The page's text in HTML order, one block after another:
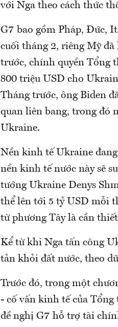
với Nga theo cách thức
G7 bao gồm Pháp, Đức,
cuối tháng 2, riêng Mỹ
trước, chính quyền Tổng
800 triệu USD cho
Tháng trước, ông Biden
quan liên bang, trong đó
Ukraine.
Nền kinh tế Ukraine
nền kinh tế nước này sẽ
tướng Ukraine Denys
thể lên tới 5 tỷ USD mỗi
từ phương Tây là cần
Kể từ khi Nga tấn công
tản khỏi đất nước, theo
Trước đó, trong một
- cố vấn kinh tế của
đề nghị G7 hỗ trợ tài